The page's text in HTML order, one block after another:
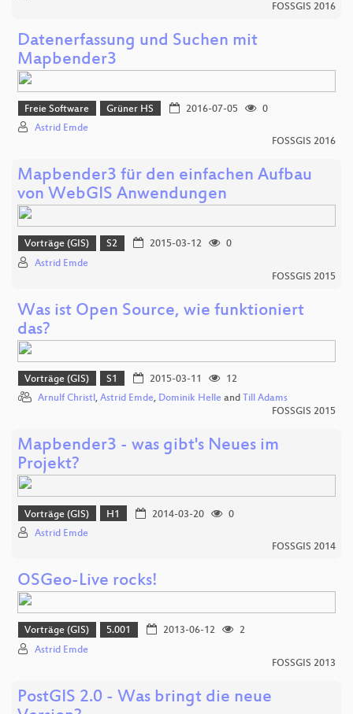
FOSSGIS 2016
Datenerfassung und Suchen mit
Mapbender3
Freie Software Grüner HS 2016-07-05
0
Astrid Emde
FOSSGIS 2016
Mapbender3 für den einfachen Aufbau
von WebGIS Anwendungen
Vorträge (GIS) S2 2015-03-12
0
Astrid Emde
FOSSGIS 2015
Was ist Open Source, wie funktioniert
das?
Vorträge (GIS) S1 2015-03-11
12
Arnulf Christl, Astrid Emde, Dominik Helle and Till Adams
FOSSGIS 2015
Mapbender3 - was gibt's Neues im
Projekt?
Vorträge (GIS) H1 2014-03-20
0
Astrid Emde
FOSSGIS 2014
OSGeo-Live rocks!
Vorträge (GIS) 5.001 2013-06-12
2
Astrid Emde
FOSSGIS 2013
PostGIS 2.0 - Was bringt die neue